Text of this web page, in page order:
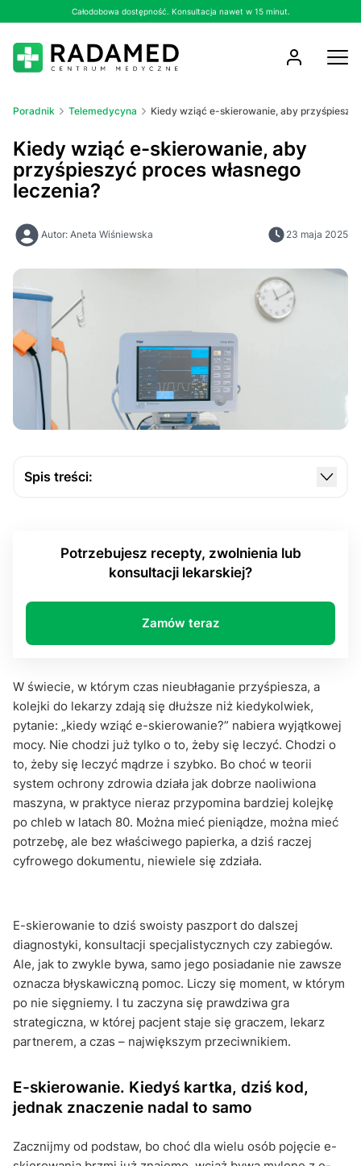
Całodobowa dostępność. Konsultacja nawet w 15 minut.
Poradnik Telemedycyna Kiedy wziąć e-skierowanie, aby
Kiedy wziąć e-skierowanie, aby
przyśpieszyć proces własnego
leczenia?
Autor: Aneta Wiśniewska 23 maja 2025
Spis treści:
Kiedy wziąć e-skierowanie, czyli ten właściwy
złoty moment
Leczenie prywatne a e-skierowanie: czy warto je
mieć mimo wszystko?
E-skierowanie nie rozwiąże wszystkiego, ale może
wiele uprościć
Potrzebujesz recepty, zwolnienia lub
konsultacji lekarskiej?
Zamów teraz
W świecie, w którym czas nieubłaganie przyśpiesza, a
kolejki do lekarzy zdają się dłuższe niż kiedykolwiek,
pytanie: „kiedy wziąć e-skierowanie?” nabiera wyjątkowej
mocy. Nie chodzi już tylko o to, żeby się leczyć. Chodzi o
to, żeby się leczyć mądrze i szybko. Bo choć w teorii
system ochrony zdrowia działa jak dobrze naoliwiona
maszyna, w praktyce nieraz przypomina bardziej kolejkę
po chleb w latach 80. Można mieć pieniądze, można mieć
potrzebę, ale bez właściwego papierka, a dziś raczej
cyfrowego dokumentu, niewiele się zdziała.
E-skierowanie to dziś swoisty paszport do dalszej
diagnostyki, konsultacji specjalistycznych czy zabiegów.
Ale, jak to zwykle bywa, samo jego posiadanie nie zawsze
oznacza błyskawiczną pomoc. Liczy się moment, w którym
po nie sięgniemy. I tu zaczyna się prawdziwa gra
strategiczna, w której pacjent staje się graczem, lekarz
partnerem, a czas – największym przeciwnikiem.
E-skierowanie. Kiedyś kartka, dziś kod,
jednak znaczenie nadal to samo
Zacznijmy od podstaw, bo choć dla wielu osób pojęcie e-